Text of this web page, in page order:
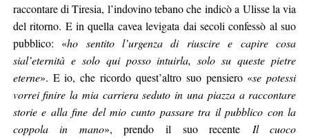
raccontare di Tiresia, l’indovino tebano che indicò a Ulisse la via
del ritorno. E in quella cavea levigata dai secoli confessò al suo
pubblico: «ho sentito l’urgenza di riuscire e capire cosa
sial’eternità e solo qui posso intuirla, solo su queste pietre
eterne». E io, che ricordo quest’altro suo pensiero «se potessi
vorrei finire la mia carriera seduto in una piazza a raccontare
storie e alla fine del mio cunto passare tra il pubblico con la
coppola in mano», prendo il suo recente Il cuoco